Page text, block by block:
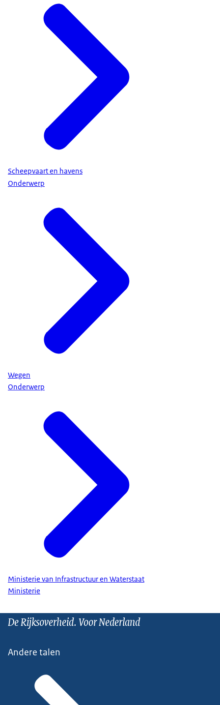
Scheepvaart en havens
Onderwerp
Wegen
Onderwerp
Ministerie van Infrastructuur en Waterstaat
Ministerie
De Rijksoverheid. Voor Nederland
Andere talen